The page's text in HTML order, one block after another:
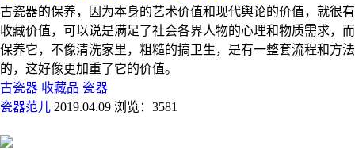
古瓷器的保养，因为本身的艺术价值和现代舆论的价值，就很有
收藏价值，可以说是满足了社会各界人物的心理和物质需求，而
保养它，不像清洗家里，粗糙的搞卫生，是有一整套流程和方法
的，这好像更加重了它的价值。
古瓷器 收藏品 瓷器
瓷器范儿 2019.04.09 浏览：3581